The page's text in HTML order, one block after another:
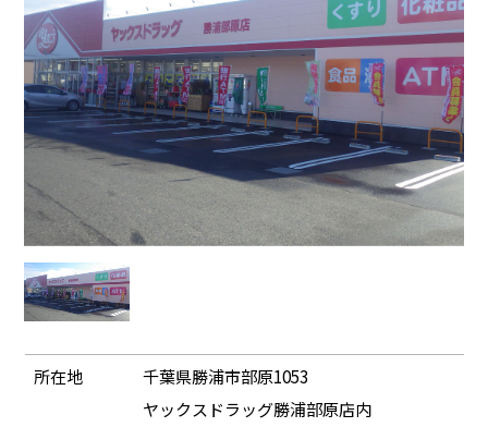
所在地
千葉県勝浦市部原1053
ヤックスドラッグ勝浦部原店内